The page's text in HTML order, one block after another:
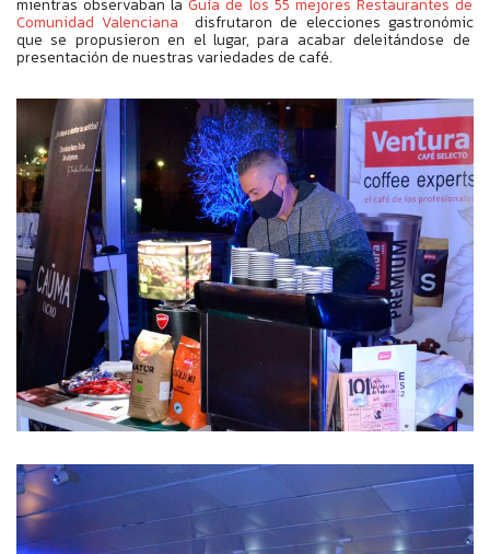
Comunidad Valenciana
disfrutaron de elecciones gastronómicas
que se propusieron en el lugar, para acabar deleitándose de la
presentación de nuestras variedades de café.